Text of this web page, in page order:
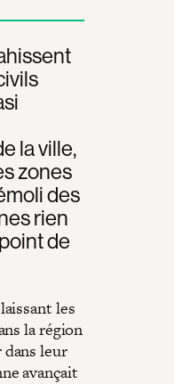
la ville,
zones
des
rien
de
les
la région
dans leur
avançait